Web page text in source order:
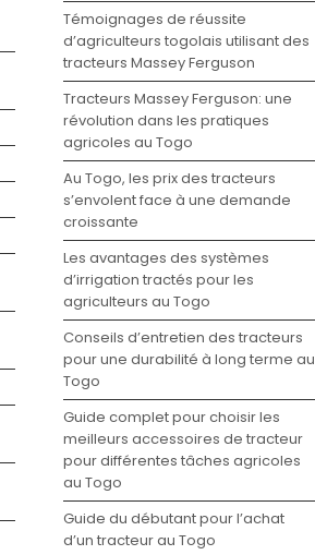
Témoignages de réussite
d’agriculteurs togolais utilisant des
tracteurs Massey Ferguson
Tracteurs Massey Ferguson: une
révolution dans les pratiques
agricoles au Togo
Au Togo, les prix des tracteurs
s’envolent face à une demande
croissante
Les avantages des systèmes
d’irrigation tractés pour les
agriculteurs au Togo
Conseils d’entretien des tracteurs
pour une durabilité à long terme au
Togo
Guide complet pour choisir les
meilleurs accessoires de tracteur
pour différentes tâches agricoles
au Togo
Guide du débutant pour l’achat
d’un tracteur au Togo